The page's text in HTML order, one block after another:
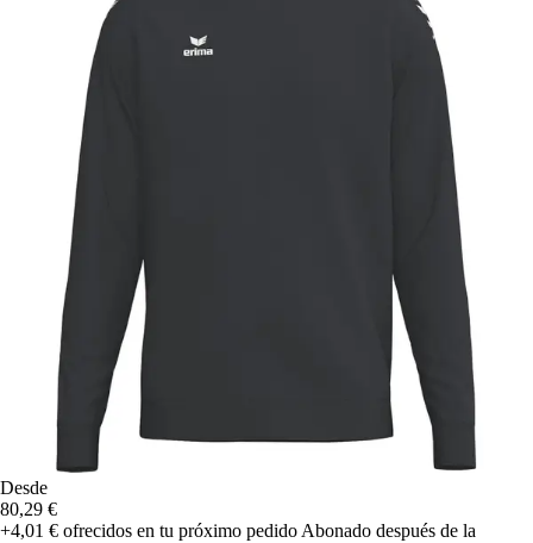
Desde
80,29 €
+4,01 € ofrecidos en tu próximo pedido Abonado después de la